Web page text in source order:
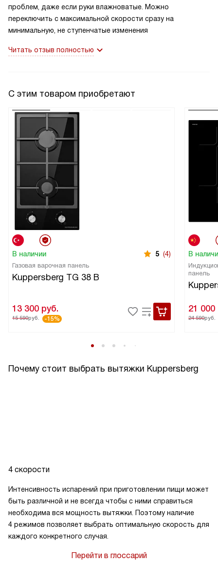
проблем, даже если руки влажноватые. Можно
переключить с максимальной скорости сразу на
минимальную, не ступенчатые изменения
Читать отзыв полностью
С этим товаром приобретают
В наличии 5 (4)
Газовая варочная панель
Kuppersberg TG 38 B
13 300 руб.
15 590руб. -15%
В
панель
21 000
24 590руб.
Почему стоит выбрать вытяжки Kuppersberg
4 скорости
Интенсивность испарений при приготовлении пищи может
быть различной и не всегда чтобы с ними справиться
необходима вся мощность вытяжки. Поэтому наличие
4 режимов позволяет выбрать оптимальную скорость для
каждого конкретного случая.
Перейти в глоссарий